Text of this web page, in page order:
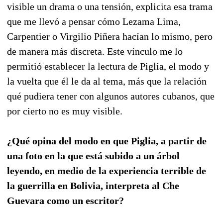
visible un drama o una tensión, explicita esa trama
que me llevó a pensar cómo Lezama Lima,
Carpentier o Virgilio Piñera hacían lo mismo, pero
de manera más discreta. Este vínculo me lo
permitió establecer la lectura de Piglia, el modo y
la vuelta que él le da al tema, más que la relación
qué pudiera tener con algunos autores cubanos, que
por cierto no es muy visible.
¿Qué opina del modo en que Piglia, a partir de
una foto en la que está subido a un árbol
leyendo, en medio de la experiencia terrible de
la guerrilla en Bolivia, interpreta al Che
Guevara como un escritor?